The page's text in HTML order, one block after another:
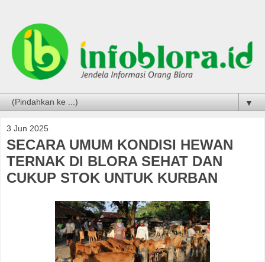
▼
3 Jun 2025
SECARA UMUM KONDISI HEWAN
TERNAK DI BLORA SEHAT DAN
CUKUP STOK UNTUK KURBAN